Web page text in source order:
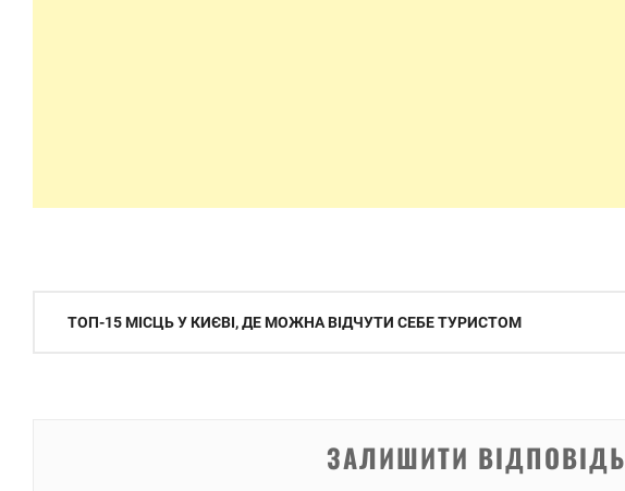
Навігація
ТОП-15 МІСЦЬ У КИЄВІ, ДЕ МОЖНА ВІДЧУТИ СЕБЕ ТУРИСТОМ
ЗАЛИШИТИ ВІДПОВІДЬ